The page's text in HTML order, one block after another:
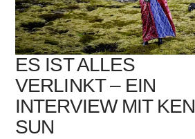
ES IST ALLES
VERLINKT – EIN
INTERVIEW MIT
SUN